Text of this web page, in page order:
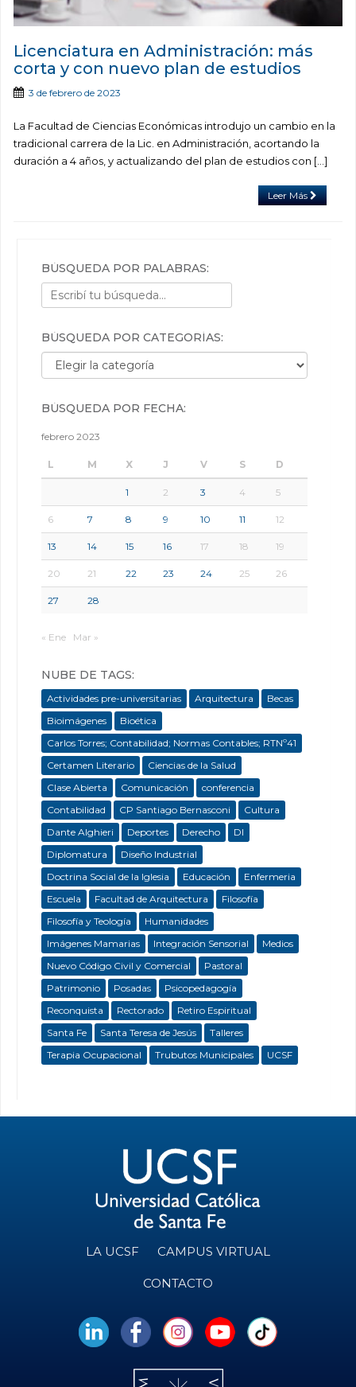
Licenciatura en Administración: más
corta y con nuevo plan de estudios
3 de febrero de 2023
La Facultad de Ciencias Económicas introdujo un cambio en la
tradicional carrera de la Lic. en Administración, acortando la
duración a 4 años, y actualizando del plan de estudios con […]
Leer Más
BÚSQUEDA POR PALABRAS:
BÚSQUEDA POR CATEGORÍAS:
Búsqueda por categorías:
BÚSQUEDA POR FECHA:
febrero 2023
L M X J V S D
1 2 3 4 5
6 7 8 9 10 11 12
13 14 15 16 17 18 19
20 21 22 23 24 25 26
27 28
« Ene Mar »
NUBE DE TAGS:
Actividades pre-universitarias Arquitectura
Becas
Bioimágenes
Bioética
Carlos Torres; Contabilidad; Normas Contables; RTNº41
Certamen Literario
Ciencias de la Salud
Clase Abierta
Comunicación
conferencia
Contabilidad
CP Santiago Bernasconi
Cultura
Dante Alghieri
Deportes Derecho
DI
Diplomatura
Diseño Industrial
Doctrina Social de la Iglesia
Educación
Enfermeria
Escuela
Facultad de Arquitectura
Filosofía
Filosofía y Teología
Humanidades
Imágenes Mamarias
Integración Sensorial
Medios
Nuevo Código Civil y Comercial
Pastoral
Patrimonio
Posadas
Psicopedagogía
Reconquista
Rectorado
Retiro Espiritual
Santa Fe
Santa Teresa de Jesús
Talleres
Terapia Ocupacional
Trubutos Municipales UCSF
LA UCSF CAMPUS VIRTUAL
CONTACTO